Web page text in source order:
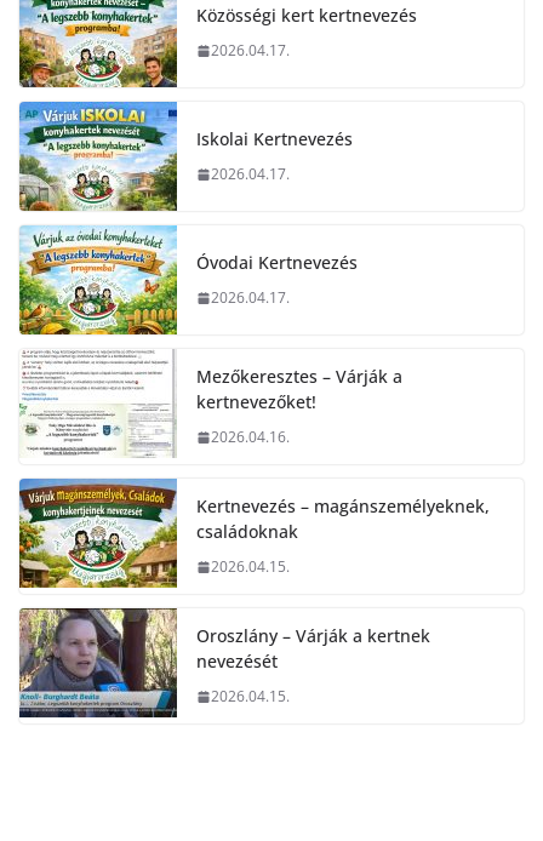
Közösségi kert kertnevezés
2026.04.17.
Iskolai Kertnevezés
2026.04.17.
Óvodai Kertnevezés
2026.04.17.
Mezőkeresztes – Várják a
kertnevezőket!
2026.04.16.
Kertnevezés – magánszemélyeknek,
családoknak
2026.04.15.
Oroszlány – Várják a kertnek
nevezését
2026.04.15.